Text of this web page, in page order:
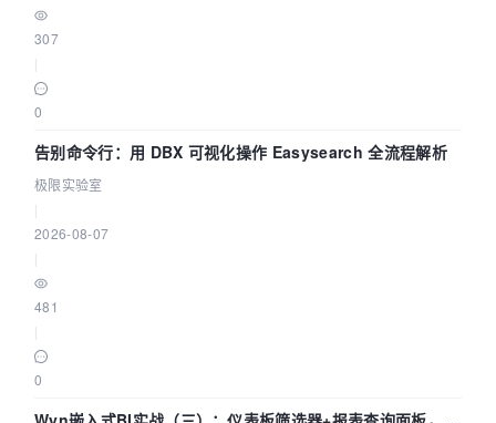
307
0
告别命令行：用 DBX 可视化操作 Easysearch 全流程解析
极限实验室
2026-08-07
481
0